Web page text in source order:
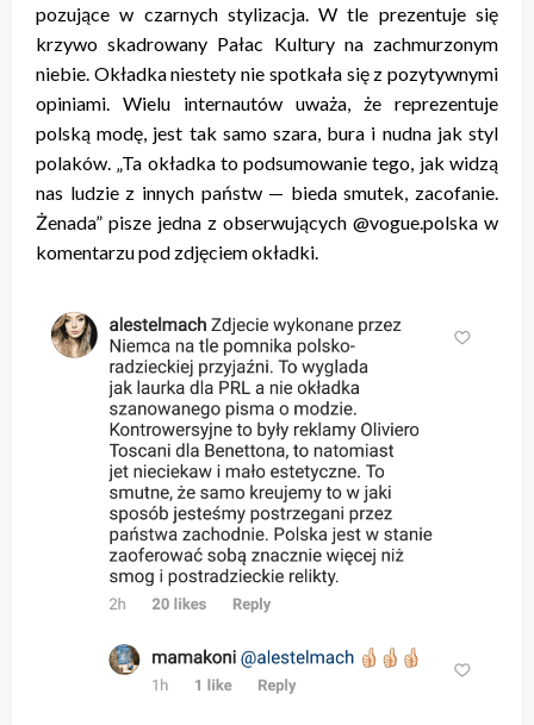
pozujące w czarnych stylizacja. W tle prezentuje się
krzywo skadrowany Pałac Kultury na zachmurzonym
niebie. Okładka niestety nie spotkała się z pozytywnymi
opiniami. Wielu internautów uważa, że reprezentuje
polską modę, jest tak samo szara, bura i nudna jak styl
polaków. „Ta okładka to podsumowanie tego, jak widzą
nas ludzie z innych państw — bieda smutek, zacofanie.
Żenada” pisze jedna z obserwujących @vogue.polska w
komentarzu pod zdjęciem okładki.